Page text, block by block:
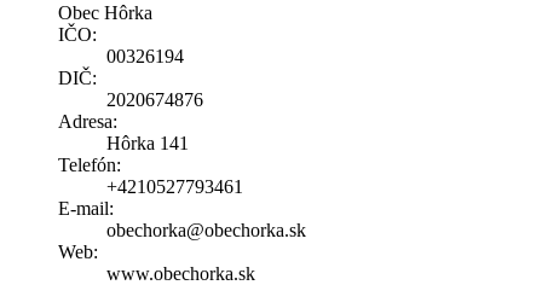
Obec Hôrka
IČO:
00326194
DIČ:
2020674876
Adresa:
Hôrka 141
Telefón:
+4210527793461
E-mail:
obechorka@obechorka.sk
Web:
www.obechorka.sk